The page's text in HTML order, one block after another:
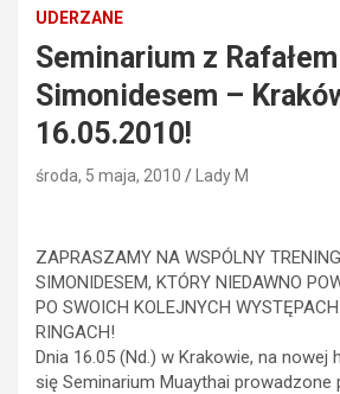
UDERZANE
Seminarium z Rafałem
Simonidesem –
16.05.2010!
środa, 5 maja, 2010 Lady M
ZAPRASZAMY NA WSPÓLNY
SIMONIDESEM, KTÓRY NIEDAWNO
PO SWOICH KOLEJNYCH
RINGACH!
Dnia 16.05 (Nd.) w Krakowie, na nowej
się Seminarium Muaythai prowadzone